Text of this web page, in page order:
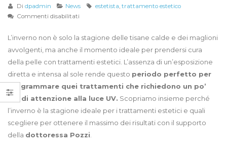
Di dpadmin News estetista,trattamento estetico
Commenti disabilitatisu
Pianificare
i
Trattamenti
Estetici
in
Inverno
per
l’Esposizione
al
L’inverno non è solo la stagione delle tisane calde e dei maglioni
avvolgenti, ma anche il momento ideale per prendersi cura
della pelle con trattamenti estetici. L’assenza di un’esposizione
diretta e intensa al sole rende questo periodo perfetto per
programmare quei trattamenti che richiedono un po’
più di attenzione alla luce UV. Scopriamo insieme perché
l’inverno è la stagione ideale per i trattamenti estetici e quali
scegliere per ottenere il massimo dei risultati con il supporto
della dottoressa Pozzi